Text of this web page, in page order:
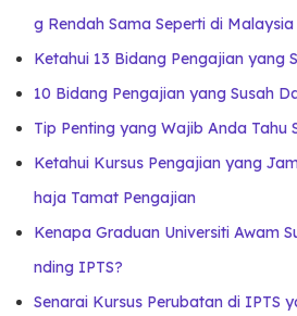
g Rendah Sama Seperti di Malaysia
Ketahui 13 Bidang Pengajian yang
10 Bidang Pengajian yang Susah
Tip Penting yang Wajib Anda Tahu
Ketahui Kursus Pengajian yang
haja Tamat Pengajian
Kenapa Graduan Universiti Awam
nding IPTS?
Senarai Kursus Perubatan di IPTS